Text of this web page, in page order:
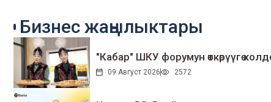
Бизнес жаңылыктары
"Кабар" ШКУ форумун өткөрүүгө
09 Август 2026 2572